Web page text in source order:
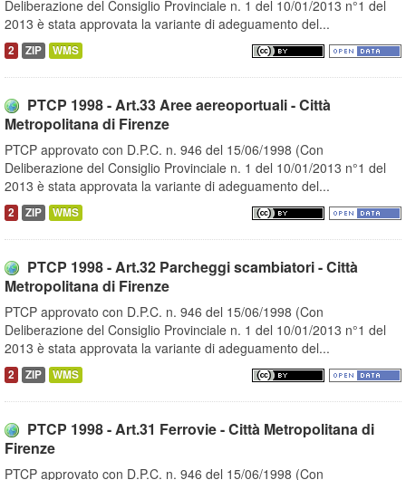
Deliberazione del Consiglio Provinciale n. 1 del 10/01/2013 n°1 del
2013 è stata approvata la variante di adeguamento del...
2 ZIP WMS
PTCP 1998 - Art.33 Aree aereoportuali - Città
Metropolitana di Firenze
PTCP approvato con D.P.C. n. 946 del 15/06/1998 (Con
Deliberazione del Consiglio Provinciale n. 1 del 10/01/2013 n°1 del
2013 è stata approvata la variante di adeguamento del...
2 ZIP WMS
PTCP 1998 - Art.32 Parcheggi scambiatori - Città
Metropolitana di Firenze
PTCP approvato con D.P.C. n. 946 del 15/06/1998 (Con
Deliberazione del Consiglio Provinciale n. 1 del 10/01/2013 n°1 del
2013 è stata approvata la variante di adeguamento del...
2 ZIP WMS
PTCP 1998 - Art.31 Ferrovie - Città Metropolitana di
Firenze
PTCP approvato con D.P.C. n. 946 del 15/06/1998 (Con